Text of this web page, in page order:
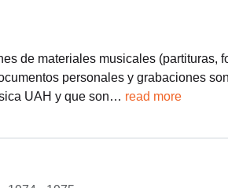
de materiales musicales (partituras,
personales y grabaciones
UAH y que son… read more